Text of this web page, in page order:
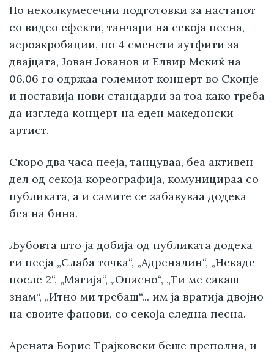
По неколкумесечни подготовки за настапот
со видео ефекти, танчари на секоја песна,
аероакробации, по 4 сменети аутфити за
двајцата, Јован Јованов и Елвир Мекиќ на
06.06 го одржаа големиот концерт во Скопје
и поставија нови стандарди за тоа како треба
да изгледа концерт на еден македонски
артист.
Скоро два часа пееја, танцуваа, беа активен
дел од секоја кореографија, комуницираа со
публиката, а и самите се забавуваа додека
беа на бина.
Љубовта што ја добија од публиката додека
ги пееја „Слаба точка“, „Адреналин“, „Некаде
после 2“, „Магија“, „Опасно“, „Ти ме сакаш
знам“, „Итно ми требаш“... им ја вратија двојно
на своите фанови, со секоја следна песна.
Арената Борис Трајковски беше преполна, и